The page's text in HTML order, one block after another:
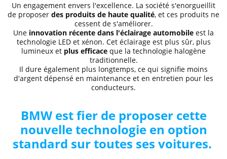
Un engagement envers l'excellence. La société s'enorgueillit
de proposer des produits de haute qualité, et ces produits ne
cessent de s'améliorer.
Une innovation récente dans l'éclairage automobile est la
technologie LED et xénon. Cet éclairage est plus sûr, plus
lumineux et plus efficace que la technologie halogène
traditionnelle.
Il dure également plus longtemps, ce qui signifie moins
d'argent dépensé en maintenance et en entretien pour les
conducteurs.
BMW est fier de proposer cette
nouvelle technologie en option
standard sur toutes ses voitures.